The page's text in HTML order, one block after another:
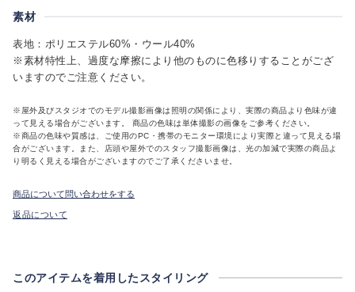
素材
表地：ポリエステル60%・ウール40%
※素材特性上、過度な摩擦により他のものに色移りすることがござ
いますのでご注意ください。
※屋外及びスタジオでのモデル撮影画像は照明の関係により、実際の商品より色味が違
って見える場合がございます。 商品の色味は単体撮影の画像をご参考ください。
※商品の色味や質感は、ご使用のPC・携帯のモニター環境により実際と違って見える場
合がございます。また、店頭や屋外でのスタッフ撮影画像は、光の加減で実際の商品よ
り明るく見える場合がございますのでご了承くださいませ。
商品について問い合わせをする
返品について
このアイテムを着用したスタイリング